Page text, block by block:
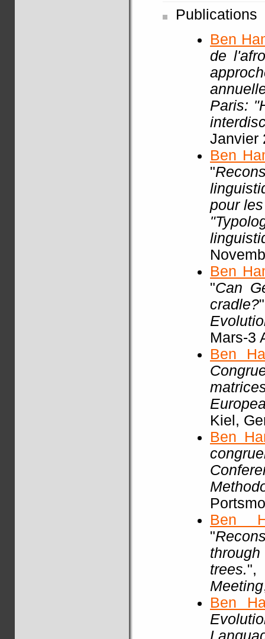
Publications
Ben
de
Paris:
Janvier
Ben
"
pour
Ben
"Can
cradle?
Mars-3
Ben
Kiel,
Ben
Ben
"
trees.
Meeting
Ben